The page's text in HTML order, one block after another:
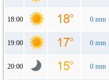
18:00 0 mm
19:00 0 mm
20:00 0 mm